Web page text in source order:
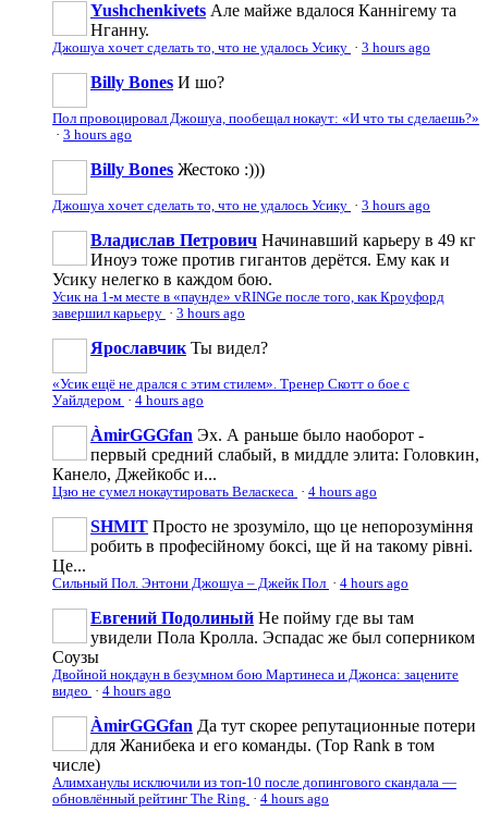
Yushchenkivets Але майже вдалося Каннігему та
Нганну.
Джошуа хочет сделать то, что не удалось Усику · 3 hours ago
Billy Bones И шо?
Пол провоцировал Джошуа, пообещал нокаут: «И что ты сделаешь?»
· 3 hours ago
Billy Bones Жестоко :)))
Джошуа хочет сделать то, что не удалось Усику · 3 hours ago
Владислав Петрович Начинавший карьеру в 49 кг
Иноуэ тоже против гигантов дерётся. Ему как и
Усику нелегко в каждом бою.
Усик на 1-м месте в «паунде» vRINGe после того, как Кроуфорд
завершил карьеру · 3 hours ago
Ярославчик Ты видел?
«Усик ещё не дрался с этим стилем». Тренер Скотт о бое с
Уайлдером · 4 hours ago
ÀmirGGGfan Эх. А раньше было наоборот -
первый средний слабый, в миддле элита: Головкин,
Канело, Джейкобс и...
Цзю не сумел нокаутировать Веласкеса · 4 hours ago
SHMIT Просто не зрозуміло, що це непорозуміння
робить в професійному боксі, ще й на такому рівні.
Це...
Сильный Пол. Энтони Джошуа – Джейк Пол · 4 hours ago
Евгений Подолиный Не пойму где вы там
увидели Пола Кролла. Эспадас же был соперником
Соузы
Двойной нокдаун в безумном бою Мартинеса и Джонса: зацените
видео · 4 hours ago
ÀmirGGGfan Да тут скорее репутационные потери
для Жанибека и его команды. (Top Rank в том
числе)
Алимханулы исключили из топ-10 после допингового скандала —
обновлённый рейтинг The Ring · 4 hours ago